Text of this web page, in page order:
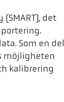
det
Som en del
möjligheten
kalibrering